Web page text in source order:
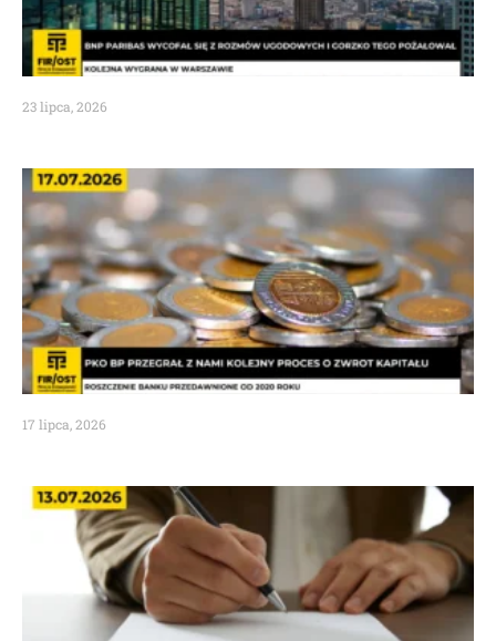
23 lipca, 2026
17 lipca, 2026